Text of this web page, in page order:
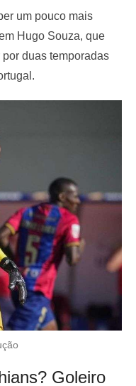
um pouco mais
Hugo Souza, que
duas temporadas
Goleiro